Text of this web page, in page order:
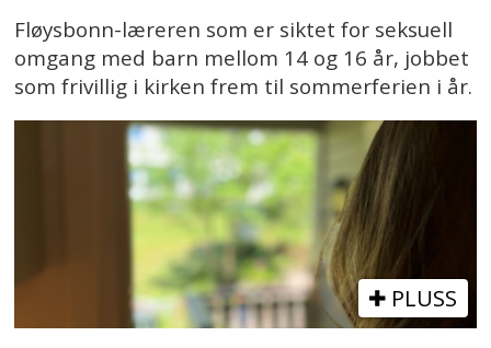
Fløysbonn-læreren som er siktet for seksuell
omgang med barn mellom 14 og 16 år, jobbet
som frivillig i kirken frem til sommerferien i år.
PLUSS